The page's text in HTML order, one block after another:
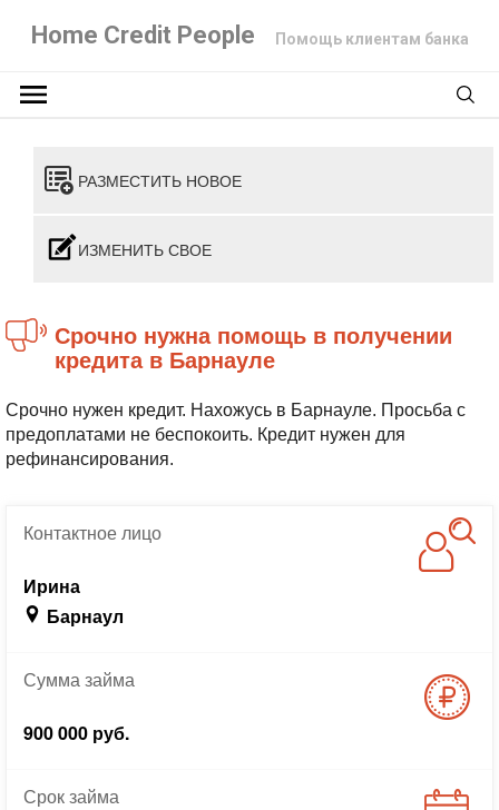
Home Credit People Помощь клиентам банка
РАЗМЕСТИТЬ НОВОЕ
ИЗМЕНИТЬ СВОЕ
Срочно нужна помощь в получении
кредита в Барнауле
Срочно нужен кредит. Нахожусь в Барнауле. Просьба с
предоплатами не беспокоить. Кредит нужен для
рефинансирования.
Контактноелицо
Ирина
Барнаул
Суммазайма
900 000 руб.
Срокзайма